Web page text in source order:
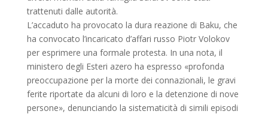
trattenuti dalle autorità.
L’accaduto ha provocato la dura reazione di Baku, che
ha convocato l’incaricato d’affari russo Piotr Volokov
per esprimere una formale protesta. In una nota, il
ministero degli Esteri azero ha espresso «profonda
preoccupazione per la morte dei connazionali, le gravi
ferite riportate da alcuni di loro e la detenzione di nove
persone», denunciando la sistematicità di simili episodi